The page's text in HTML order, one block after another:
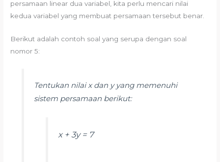
persamaan linear dua variabel, kita perlu mencari nilai
kedua variabel yang membuat persamaan tersebut benar.
Berikut adalah contoh soal yang serupa dengan soal
nomor 5:
Tentukan nilai x dan y yang memenuhi
sistem persamaan berikut:
x + 3y = 7